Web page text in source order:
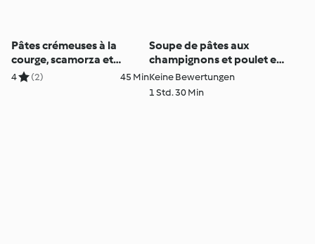
Pâtes crémeuses à la
courge, scamorza et
pecorino
4 (2) 45 Min
Soupe de pâtes aux
champignons et poulet et
involtini farci aux asperges
vertes
Keine Bewertungen
1 Std. 30 Min